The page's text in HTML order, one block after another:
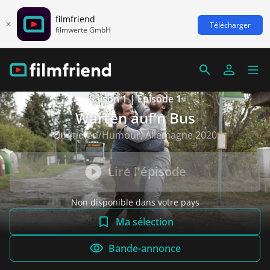
filmfriend
filmwerte GmbH Télécharger
Saison 1 | Episode 1
Warten auf’n Bus
Quotidien/Humour, Allemagne 2020
Lire l'épisode
Non disponible dans votre pays
Ma sélection
Bande-annonce